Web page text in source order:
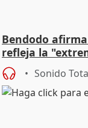
Bendodo
refleja la
Sonido